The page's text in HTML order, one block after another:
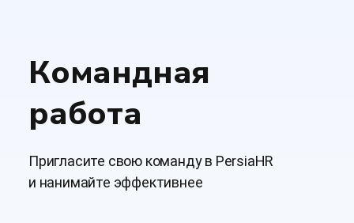
Командная
работа
Пригласите свою команду в PersiaHR
и нанимайте эффективнее